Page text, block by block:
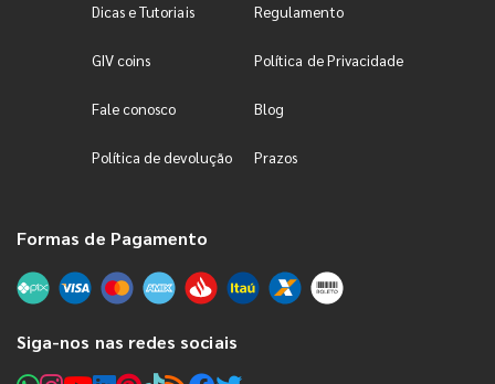
Dicas e Tutoriais Regulamento
GIV coins Política de Privacidade
Fale conosco Blog
Política de devolução Prazos
Formas de Pagamento
Siga-nos nas redes sociais